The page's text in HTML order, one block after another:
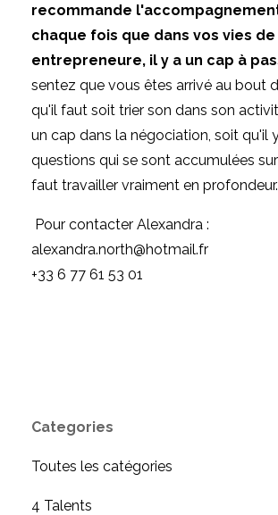
recommande
chaque fois que dans vos vies de
entrepreneure, il y a un cap à
sentez que vous êtes arrivé au bout
qu'il faut soit trier son dans son
un cap dans la négociation, soit qu'il
questions qui se sont accumulées
faut travailler vraiment en profondeur.
Pour contacter Alexandra :
alexandra.north@hotmail.fr
‭+33 6 77 61 53 01‬
Categories
Toutes les catégories
4 Talents